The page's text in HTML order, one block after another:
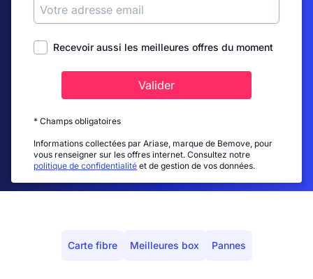
Recevoir aussi les meilleures offres du moment
Valider
* Champs obligatoires
Informations collectées par Ariase, marque de Bemove, pour
vous renseigner sur les offres internet. Consultez notre
politique de confidentialité et de gestion de vos données.
Carte fibre Meilleures box Pannes